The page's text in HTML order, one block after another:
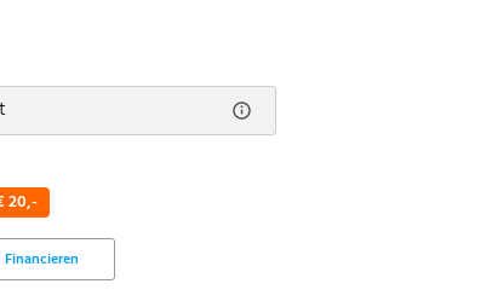
20,-
Financieren